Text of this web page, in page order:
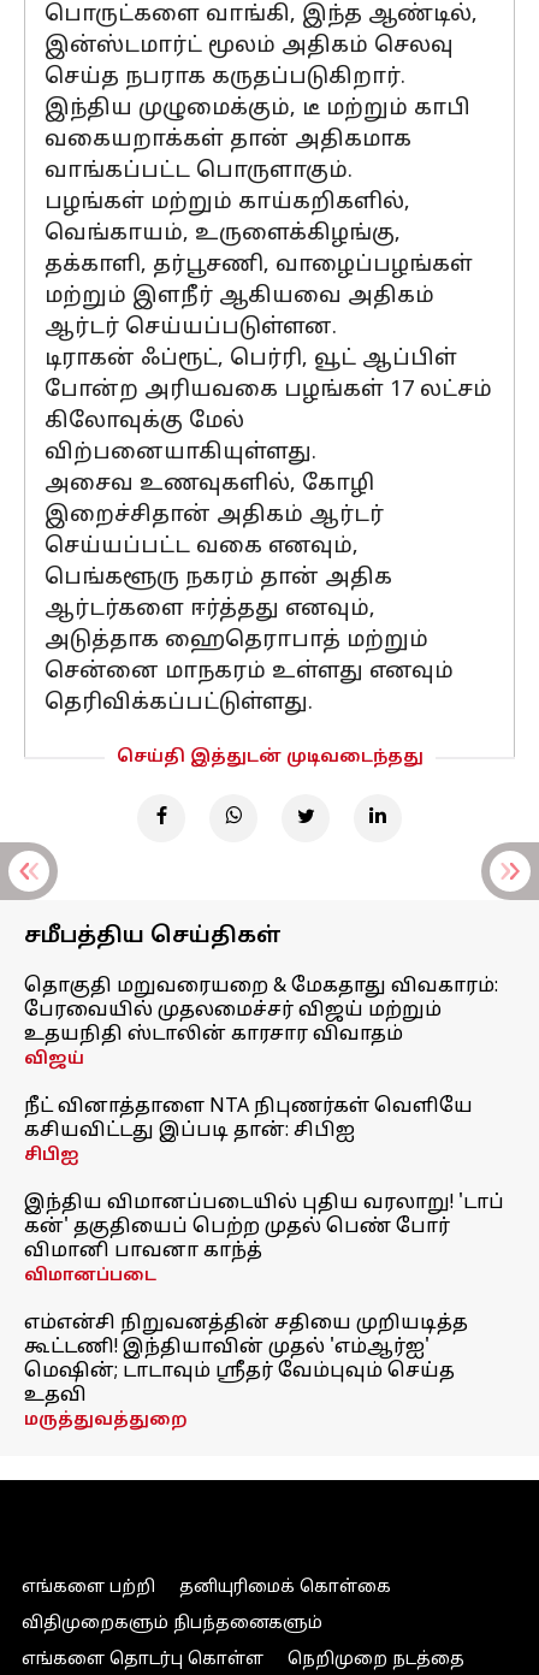
பொருட்களை வாங்கி, இந்த ஆண்டில்,
இன்ஸ்டமார்ட் மூலம் அதிகம் செலவு
செய்த நபராக கருதப்படுகிறார்.
இந்திய முழுமைக்கும், டீ மற்றும் காபி
வகையறாக்கள் தான் அதிகமாக
வாங்கப்பட்ட பொருளாகும்.
பழங்கள் மற்றும் காய்கறிகளில்,
வெங்காயம், உருளைக்கிழங்கு,
தக்காளி, தர்பூசணி, வாழைப்பழங்கள்
மற்றும் இளநீர் ஆகியவை அதிகம்
ஆர்டர் செய்யப்படுள்ளன.
டிராகன் ஃப்ரூட், பெர்ரி, வூட் ஆப்பிள்
போன்ற அரியவகை பழங்கள் 17 லட்சம்
கிலோவுக்கு மேல்
விற்பனையாகியுள்ளது.
அசைவ உணவுகளில், கோழி
இறைச்சிதான் அதிகம் ஆர்டர்
செய்யப்பட்ட வகை எனவும்,
பெங்களூரு நகரம் தான் அதிக
ஆர்டர்களை ஈர்த்தது எனவும்,
அடுத்தாக ஹைதெராபாத் மற்றும்
சென்னை மாநகரம் உள்ளது எனவும்
தெரிவிக்கப்பட்டுள்ளது.
செய்தி இத்துடன் முடிவடைந்தது
சமீபத்திய செய்திகள்
தொகுதி மறுவரையறை & மேகதாது விவகாரம்:
பேரவையில் முதலமைச்சர் விஜய் மற்றும்
உதயநிதி ஸ்டாலின் காரசார விவாதம்
விஜய்
நீட் வினாத்தாளை NTA நிபுணர்கள் வெளியே
கசியவிட்டது இப்படி தான்: சிபிஐ
சிபிஐ
இந்திய விமானப்படையில் புதிய வரலாறு! 'டாப்
கன்' தகுதியைப் பெற்ற முதல் பெண் போர்
விமானி பாவனா காந்த்
விமானப்படை
எம்என்சி நிறுவனத்தின் சதியை முறியடித்த
கூட்டணி! இந்தியாவின் முதல் 'எம்ஆர்ஐ'
மெஷின்; டாடாவும் ஸ்ரீதர் வேம்புவும் செய்த
உதவி
மருத்துவத்துறை
எங்களை பற்றி
தனியுரிமைக் கொள்கை
விதிமுறைகளும் நிபந்தனைகளும்
எங்களை தொடர்பு கொள்ள
நெறிமுறை நடத்தை